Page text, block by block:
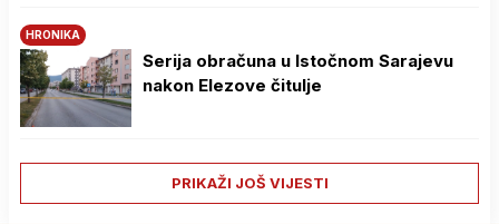
HRONIKA
Serija obračuna u Istočnom Sarajevu
nakon Elezove čitulje
PRIKAŽI JOŠ VIJESTI